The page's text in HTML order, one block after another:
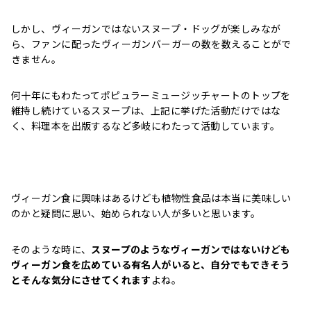
しかし、ヴィーガンではないスヌープ・ドッグが楽しみなが
ら、ファンに配ったヴィーガンバーガーの数を数えることがで
きません。
何十年にもわたってポピュラーミュージッチャートのトップを
維持し続けているスヌープは、上記に挙げた活動だけではな
く、料理本を出版するなど多岐にわたって活動しています。
ヴィーガン食に興味はあるけども植物性食品は本当に美味しい
のかと疑問に思い、始められない人が多いと思います。
そのような時に、 スヌープのようなヴィーガンではないけども
ヴィーガン食を広めている有名人がいると、自分でもできそう
とそんな気分にさせてくれます よね。